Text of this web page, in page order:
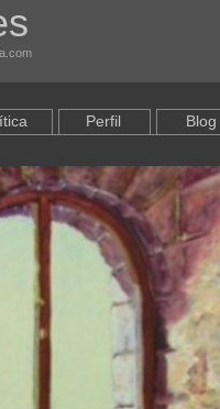
Perfil Blog